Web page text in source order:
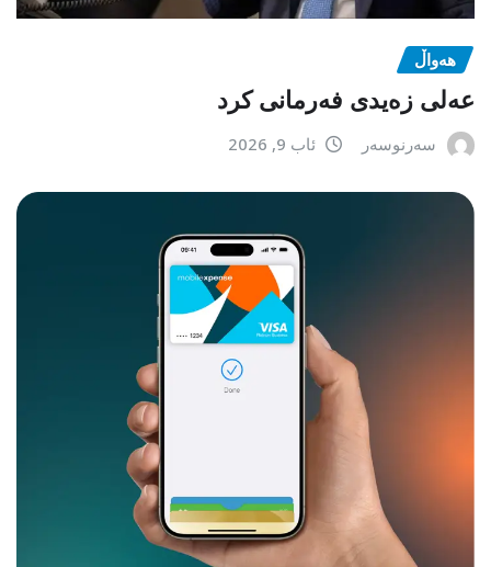
هەواڵ
عەلی زەیدی فەرمانی کرد
سەرنوسەر ئاب 9, 2026